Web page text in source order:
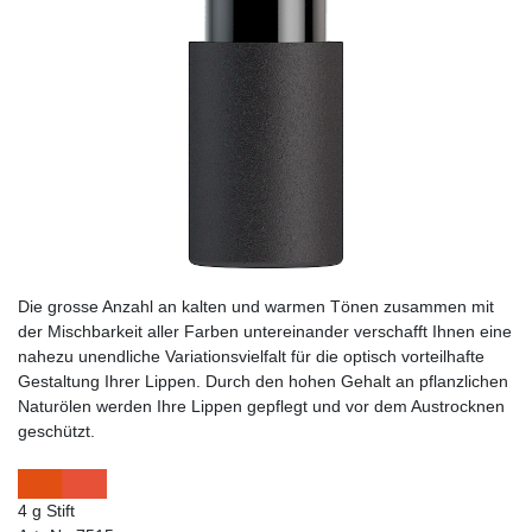
Die grosse Anzahl an kalten und warmen Tönen zusammen mit
der Mischbarkeit aller Farben untereinander verschafft Ihnen eine
nahezu unendliche Variationsvielfalt für die optisch vorteilhafte
Gestaltung Ihrer Lippen. Durch den hohen Gehalt an pflanzlichen
Naturölen werden Ihre Lippen gepflegt und vor dem Austrocknen
geschützt.
4 g Stift